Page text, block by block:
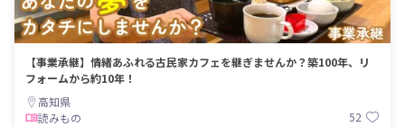
【事業承継】情緒あふれる古民家カフェを継ぎませんか？築100年、リ
フォームから約10年！
高知県
読みもの
52